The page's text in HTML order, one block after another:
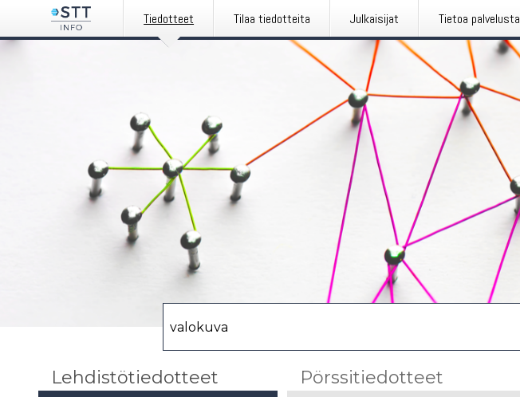
Tiedotteet Tilaa tiedotteita Julkaisijat Tietoa palvelusta
Lehdistötiedotteet Pörssitiedotteet